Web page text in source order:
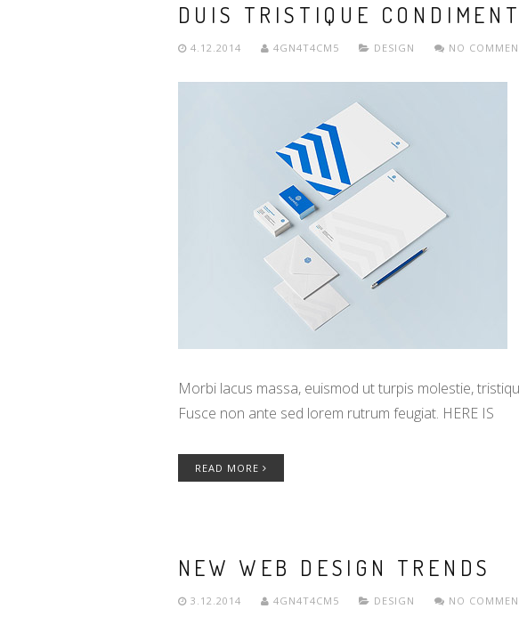
DUIS TRISTIQUE
4.12.2014 4GN4T4CM5 DESIGN NO
Morbi lacus massa, euismod ut turpis molestie,
Fusce non ante sed lorem rutrum feugiat. HERE IS
READ MORE
NEW WEB DESIGN TRENDS
3.12.2014 4GN4T4CM5 DESIGN NO